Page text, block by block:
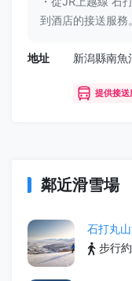
到酒店的接送服務。
地址 新潟縣南
提供接送
鄰近滑雪場
石打丸
步行